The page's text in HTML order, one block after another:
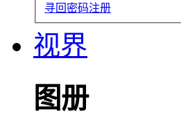
寻回密码注册
视界
图册